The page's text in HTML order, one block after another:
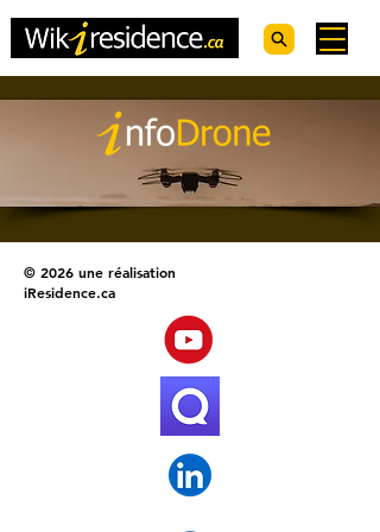
© 2026 une réalisation
iResidence.ca